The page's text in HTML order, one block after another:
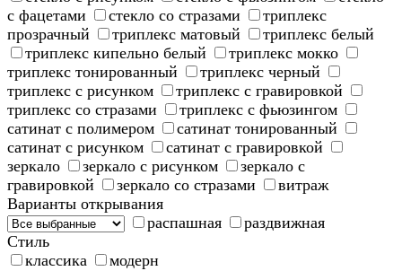
с фацетами
стекло со стразами
триплекс
прозрачный
триплекс матовый
триплекс белый
триплекс кипельно белый
триплекс мокко
триплекс тонированный
триплекс черный
триплекс с рисунком
триплекс с гравировкой
триплекс со стразами
триплекс с фьюзингом
сатинат с полимером
сатинат тонированный
сатинат с рисунком
сатинат с гравировкой
зеркало
зеркало с рисунком
зеркало с
гравировкой
зеркало со стразами
витраж
Варианты открывания
распашная
раздвижная
Стиль
классика
модерн